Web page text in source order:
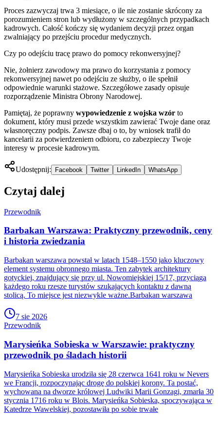
Proces zazwyczaj trwa 3 miesiące, o ile nie zostanie skrócony za
porozumieniem stron lub wydłużony w szczególnych przypadkach
kadrowych. Całość kończy się wydaniem decyzji przez organ
zwalniający po przejściu procedur medycznych.
Czy po odejściu tracę prawo do pomocy rekonwersyjnej?
Nie, żołnierz zawodowy ma prawo do korzystania z pomocy
rekonwersyjnej nawet po odejściu ze służby, o ile spełnił
odpowiednie warunki stażowe. Szczegółowe zasady opisuje
rozporządzenie Ministra Obrony Narodowej.
Pamiętaj, że poprawny wypowiedzenie z wojska wzór to
dokument, który musi przede wszystkim zawierać Twoje dane oraz
własnoręczny podpis. Zawsze dbaj o to, by wniosek trafił do
kancelarii za potwierdzeniem odbioru, co zabezpieczy Twoje
interesy w procesie kadrowym.
Udostępnij: Facebook Twitter LinkedIn WhatsApp
Czytaj dalej
Przewodnik
Barbakan Warszawa: Praktyczny przewodnik, ceny
i historia zwiedzania
Barbakan warszawa powstał w latach 1548–1550 jako kluczowy
element systemu obronnego miasta. Ten zabytek architektury
gotyckiej, znajdujący się przy ul. Nowomiejskiej 15/17, przyciąga
każdego roku rzesze turystów szukających kontaktu z dawną
stolicą. To miejsce jest niezwykle ważne.Barbakan warszawa
7 sie 2026
Przewodnik
Marysieńka Sobieska w Warszawie: praktyczny
przewodnik po śladach historii
Marysieńka Sobieska urodziła się 28 czerwca 1641 roku w Nevers
we Francji, rozpoczynając drogę do polskiej korony. Ta postać,
wychowana na dworze królowej Ludwiki Marii Gonzagi, zmarła 30
stycznia 1716 roku w Blois. Marysieńka Sobieska, spoczywająca w
Katedrze Wawelskiej, pozostawiła po sobie trwałe